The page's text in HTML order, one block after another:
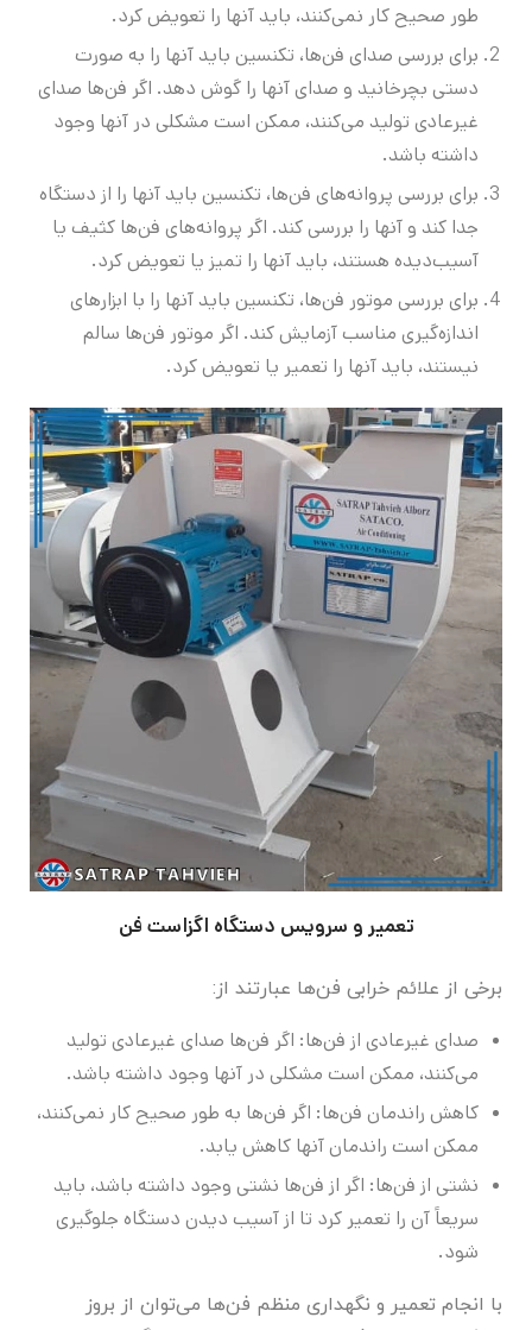
طور صحیح کار نمی‌کنند، باید آنها را تعویض کرد.
برای بررسی صدای فن‌ها، تکنسین باید آنها را به صورت
دستی بچرخانید و صدای آنها را گوش دهد. اگر فن‌ها صدای
غیرعادی تولید می‌کنند، ممکن است مشکلی در آنها وجود
داشته باشد.
برای بررسی پروانه‌های فن‌ها، تکنسین باید آنها را از دستگاه
جدا کند و آنها را بررسی کند. اگر پروانه‌های فن‌ها کثیف یا
آسیب‌دیده هستند، باید آنها را تمیز یا تعویض کرد.
برای بررسی موتور فن‌ها، تکنسین باید آنها را با ابزارهای
اندازه‌گیری مناسب آزمایش کند. اگر موتور فن‌ها سالم
نیستند، باید آنها را تعمیر یا تعویض کرد.
تعمیر و سرویس دستگاه اگزاست فن
برخی از علائم خرابی فن‌ها عبارتند از:
صدای غیرعادی از فن‌ها: اگر فن‌ها صدای غیرعادی تولید
می‌کنند، ممکن است مشکلی در آنها وجود داشته باشد.
کاهش راندمان فن‌ها: اگر فن‌ها به طور صحیح کار نمی‌کنند،
ممکن است راندمان آنها کاهش یابد.
نشتی از فن‌ها: اگر از فن‌ها نشتی وجود داشته باشد، باید
سریعاً آن را تعمیر کرد تا از آسیب دیدن دستگاه جلوگیری
شود.
با انجام تعمیر و نگهداری منظم فن‌ها می‌توان از بروز